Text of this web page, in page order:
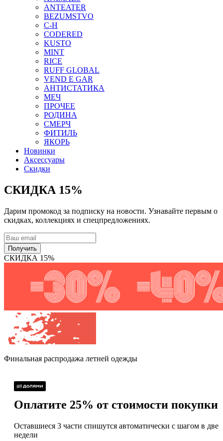
ANTEATER
BEZUMSTVO
C-H
CODERED
KUSTO
MINT
RICE
RUFF GLOBAL
VEND E GAR
АНТИСТАТИКА
МЕЧ
ПРОЧЕЕ
РОДИНА
СМЕРЧ
ФИТИЛЬ
ЯКОРЬ
Новинки
Аксессуары
Скидки
СКИДКА 15%
Дарим промокод за подписку на новости. Узнавайте первым о
скидках, коллекциях и спецпредложениях.
Получить
СКИДКА 15%
Финальная распродажа летней одежды
Оплатите 25% от стоимости покупки
Оставшиеся 3 части спишутся автоматически с шагом в две
недели